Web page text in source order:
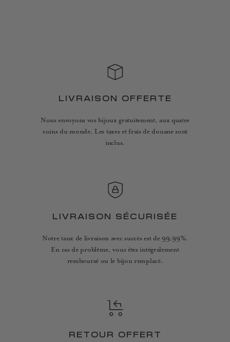
LIVRAISON OFFERTE
Nous envoyons vos bijoux gratuitement, aux quatre
coins du monde. Les taxes et frais de douane sont
inclus.
LIVRAISON SÉCURISÉE
Notre taux de livraison avec succès est de 99,99%.
En cas de problème, vous êtes intégralement
remboursé ou le bijou remplacé.
RETOUR OFFERT